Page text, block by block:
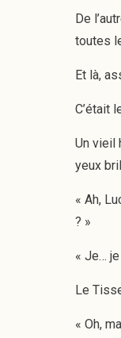
De
toutes
Et là,
C’était
Un vieil
yeux
« Ah,
? »
« Je…
Le
« Oh,